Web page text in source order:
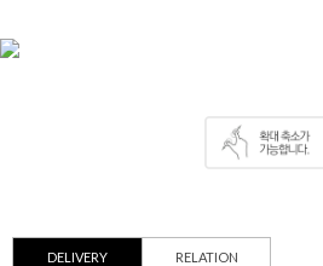
DELIVERY RELATION